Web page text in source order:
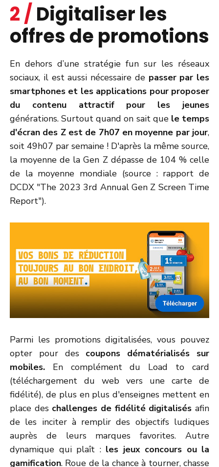
2 / Digitaliser les
offres de promotions
En dehors d’une stratégie fun sur les réseaux
sociaux, il est aussi nécessaire de passer par les
smartphones et les applications pour proposer
du contenu attractif pour les jeunes
générations. Surtout quand on sait que le temps
d'écran des Z est de 7h07 en moyenne par jour,
soit 49h07 par semaine ! D'après la même source,
la moyenne de la Gen Z dépasse de 104 % celle
de la moyenne mondiale (source : rapport de
DCDX "The 2023 3rd Annual Gen Z Screen Time
Report").
Parmi les promotions digitalisées, vous pouvez
opter pour des coupons dématérialisés sur
mobiles. En complément du Load to card
(téléchargement du web vers une carte de
fidélité), de plus en plus d'enseignes mettent en
place des challenges de fidélité digitalisés afin
de les inciter à remplir des objectifs ludiques
auprès de leurs marques favorites. Autre
dynamique qui plaît : les jeux concours ou la
gamification. Roue de la chance à tourner, chasse